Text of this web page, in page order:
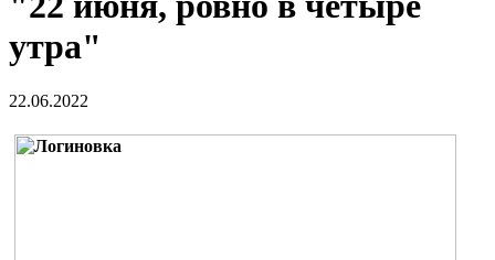
утра"
22.06.2022